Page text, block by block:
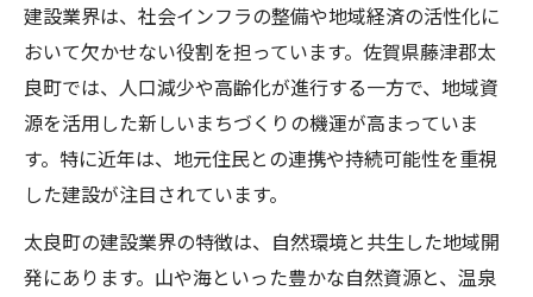
建設業界は、社会インフラの整備や地域経済の活性化に
おいて欠かせない役割を担っています。佐賀県藤津郡太
良町では、人口減少や高齢化が進行する一方で、地域資
源を活用した新しいまちづくりの機運が高まっていま
す。特に近年は、地元住民との連携や持続可能性を重視
した建設が注目されています。
太良町の建設業界の特徴は、自然環境と共生した地域開
発にあります。山や海といった豊かな自然資源と、温泉